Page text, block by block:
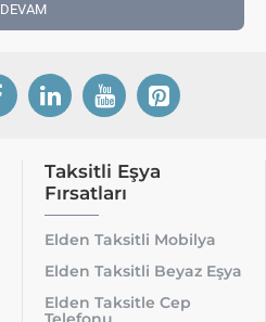
DEVAM
Taksitli Eşya
Fırsatları
Elden Taksitli Mobilya
Elden Taksitli Beyaz Eşya
Elden Taksitle Cep